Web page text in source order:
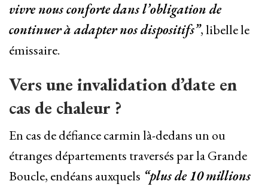
vivre nous conforte dans l’obligation de
continuer à adapter nos dispositifs”, libelle le
émissaire.
Vers une invalidation d’date en
cas de chaleur ?
En cas de défiance carmin là-dedans un ou
étranges départements traversés par la Grande
Boucle, endéans auxquels “plus de 10 millions